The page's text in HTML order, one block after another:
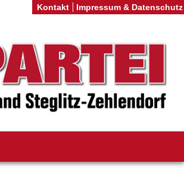
Kontakt Impressum & Datenschutz